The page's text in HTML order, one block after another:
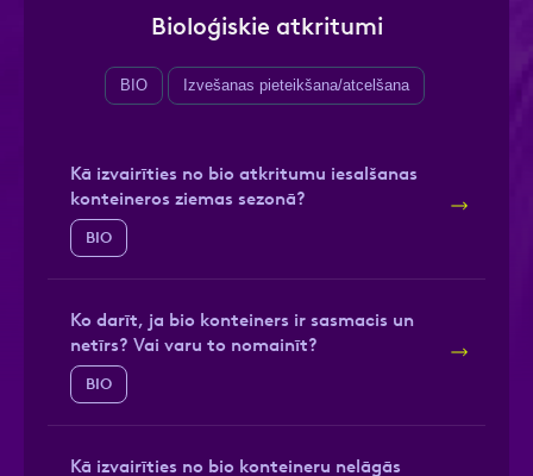
Bioloģiskie atkritumi
BIO Izvešanas pieteikšana/atcelšana
Kā izvairīties no bio atkritumu iesalšanas
konteineros ziemas sezonā?
BIO
Ko darīt, ja bio konteiners ir sasmacis un
netīrs? Vai varu to nomainīt?
BIO
Kā izvairīties no bio konteineru nelāgās
Kontakttālrunis
Atzīmējiet, ka piekrītat personas datu